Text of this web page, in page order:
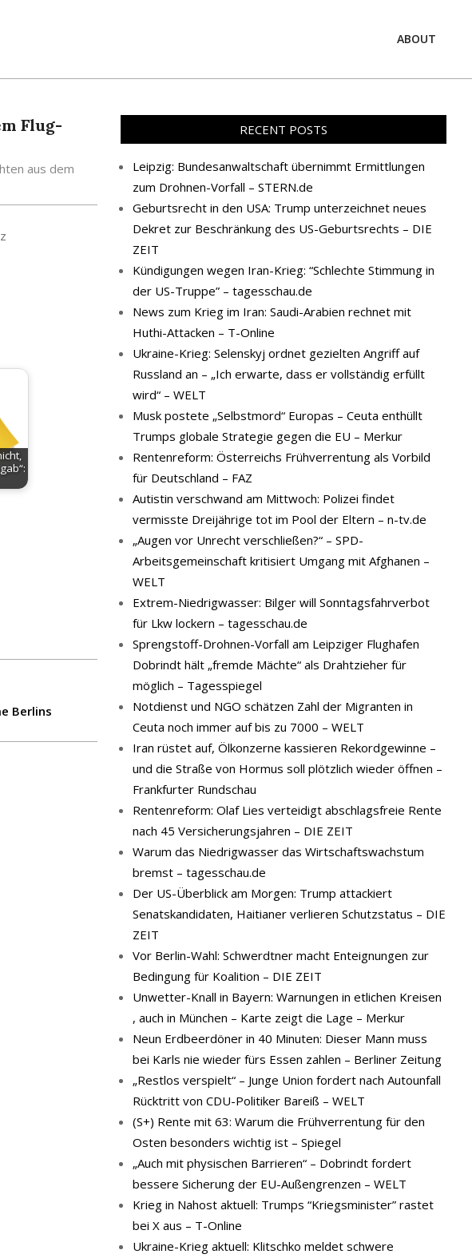
ABOUT
Flug­
aus dem
Berlins
RECENT POSTS
Leipzig: Bundesanwaltschaft übernimmt Ermittlungen
zum Drohnen-Vorfall – STERN.de
Geburtsrecht in den USA: Trump unterzeichnet neues
Dekret zur Beschränkung des US-Geburtsrechts – DIE
ZEIT
Kündigungen wegen Iran-Krieg: “Schlechte Stimmung in
der US-Truppe” – tagesschau.de
News zum Krieg im Iran: Saudi-Arabien rechnet mit
Huthi-Attacken – T-Online
Ukraine-Krieg: Selenskyj ordnet gezielten Angriff auf
Russland an – „Ich erwarte, dass er vollständig erfüllt
wird“ – WELT
Musk postete „Selbstmord“ Europas – Ceuta enthüllt
Trumps globale Strategie gegen die EU – Merkur
Rentenreform: Österreichs Frühverrentung als Vorbild
für Deutschland – FAZ
Autistin verschwand am Mittwoch: Polizei findet
vermisste Dreijährige tot im Pool der Eltern – n-tv.de
„Augen vor Unrecht verschließen?“ – SPD-
Arbeitsgemeinschaft kritisiert Umgang mit Afghanen –
WELT
Extrem-Niedrigwasser: Bilger will Sonntagsfahrverbot
für Lkw lockern – tagesschau.de
Sprengstoff-Drohnen-Vorfall am Leipziger Flughafen
Dobrindt hält „fremde Mächte“ als Drahtzieher für
möglich – Tagesspiegel
Notdienst und NGO schätzen Zahl der Migranten in
Ceuta noch immer auf bis zu 7000 – WELT
Iran rüstet auf, Ölkonzerne kassieren Rekordgewinne –
und die Straße von Hormus soll plötzlich wieder öffnen –
Frankfurter Rundschau
Rentenreform: Olaf Lies verteidigt abschlagsfreie Rente
nach 45 Versicherungsjahren – DIE ZEIT
Warum das Niedrigwasser das Wirtschaftswachstum
bremst – tagesschau.de
Der US-Überblick am Morgen: Trump attackiert
Senatskandidaten, Haitianer verlieren Schutzstatus – DIE
ZEIT
Vor Berlin-Wahl: Schwerdtner macht Enteignungen zur
Bedingung für Koalition – DIE ZEIT
Unwetter-Knall in Bayern: Warnungen in etlichen Kreisen
, auch in München – Karte zeigt die Lage – Merkur
Neun Erdbeerdöner in 40 Minuten: Dieser Mann muss
bei Karls nie wieder fürs Essen zahlen – Berliner Zeitung
„Restlos verspielt“ – Junge Union fordert nach Autounfall
Rücktritt von CDU-Politiker Bareiß – WELT
(S+) Rente mit 63: Warum die Frühverrentung für den
Osten besonders wichtig ist – Spiegel
„Auch mit physischen Barrieren“ – Dobrindt fordert
bessere Sicherung der EU-Außengrenzen – WELT
Krieg in Nahost aktuell: Trumps “Kriegsminister” rastet
bei X aus – T-Online
Ukraine-Krieg aktuell: Klitschko meldet schwere